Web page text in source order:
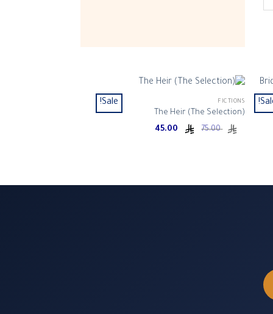
Sale! FICTIONS
The Heir (The Selection)
75.00
Original
price